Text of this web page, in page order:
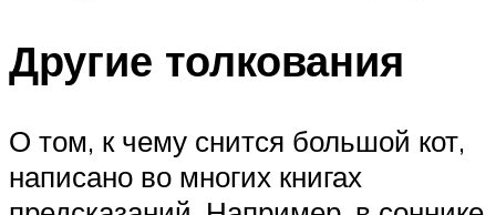
Другие толкования
О том, к чему снится большой кот,
написано во многих книгах